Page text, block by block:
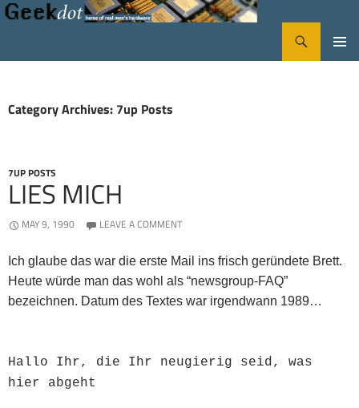
Category Archives: 7up Posts
7UP POSTS
LIES MICH
MAY 9, 1990 LEAVE A COMMENT
Ich glaube das war die erste Mail ins frisch geründete Brett.
Heute würde man das wohl als “newsgroup-FAQ”
bezeichnen. Datum des Textes war irgendwann 1989…
Hallo Ihr, die Ihr neugierig seid, was
hier abgeht